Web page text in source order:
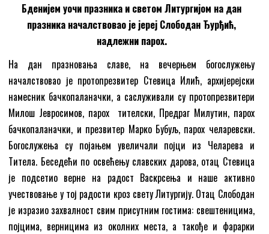
Бденијем уочи празника и светом Литургијом на дан
празника началствовао је јереј Слободан Ђурђић,
надлежни парох.
На дан празновања славе, на вечерњем богослужењу
началствовао је протопрезвитер Стевица Илић, архијерејски
намесник бачкопаланачки, а саслуживали су протопрезвитери
Милош Јевросимов, парох тителски, Предраг Милутин, парох
бачкопаланачки, и презвитер Марко Бубуљ, парох челаревски.
Богослужења су појањем увеличали појци из Челарева и
Титела. Беседећи по освећењу славских дарова, отац Стевица
је подсетио верне на радост Васкрсења и наше активно
учествовање у тој радости кроз свету Литургију. Отац Слободан
је изразио захвалност свим присутним гостима: свештеницима,
појцима, верницима из околних места, а такође и фарарки